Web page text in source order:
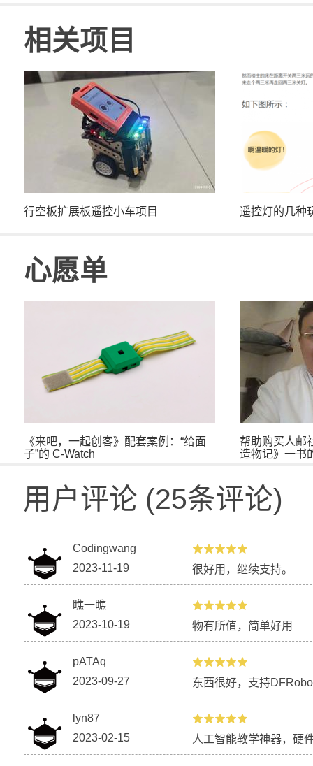
相关项目
行空板扩展板遥控小车项目 遥控灯的几
心愿单
《来吧，一起创客》配套案例：“给面
子”的 C-Watch
帮助购买人邮
造物记》一书
用户评论 (25条评论)
Codingwang
2023-11-19
很好用，继续支持。
瞧一瞧
2023-10-19
物有所值，简单好用
pATAq
2023-09-27
东西很好，支持
lyn87
2023-02-15
人工智能教学神器，硬